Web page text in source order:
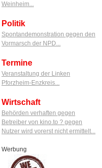
Weinheim...
Politik
Spontandemonstration gegen den
Vormarsch der NPD...
Termine
Veranstaltung der Linken
Pforzheim-Enzkreis...
Wirtschaft
Behörden verhaften gegen
Betreiber von kino.to ? gegen
Nutzer wird vorerst nicht ermittelt...
Werbung